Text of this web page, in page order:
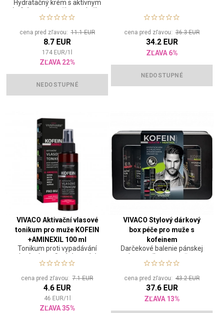
Hydratačný krém s aktívnym
kofeínom okamžite upokojí a
zregeneruje suchú, unavenú
cena pred zľavou:11.1 EUR
8.7 EUR
174 EUR/1
ZĽAVA 22%
NEDOSTUPNÉ
cena pred zľavou:36.3 EUR
34.2 EUR
ZĽAVA 6%
NEDOSTUPNÉ
VIVACO Aktivační vlasové
tonikum pro muže KOFEIN
+AMINEXIL 100 ml
Tonikum proti vypadávání
vlasů a k posílení vlasových
kořínků
cena pred zľavou: 7.1 EUR
4.6 EUR
46 EUR/1
ZĽAVA 35%
VIVACO Stylový dárkový
box péče pro muže s
kofeinem
Darčekové balenie pánskej
kozmetiky pre mužov
určené na každodennú
pleť
cena pred zľavou:43.2 EUR
37.6 EUR
ZĽAVA 13%